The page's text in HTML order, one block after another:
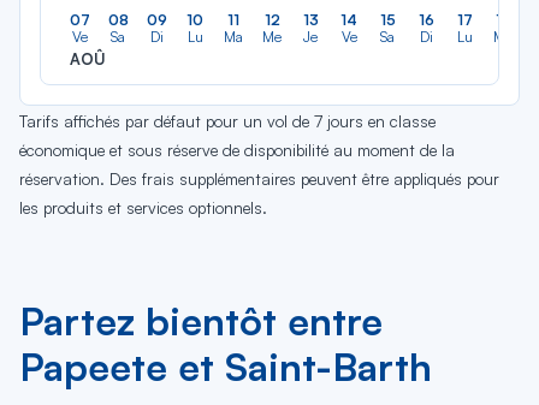
07
Ve
AOÛ
08
Sa
09
Di
10
Lu
11
Ma
12
Me
13
Je
14
Ve
15
Sa
16
Di
17
Lu
18
Ma
Tarifs affichés par défaut pour un vol de 7 jours en classe
économique et sous réserve de disponibilité au moment de la
réservation. Des frais supplémentaires peuvent être appliqués pour
les produits et services optionnels.
Partez bientôt entre
Papeete et Saint-Barth